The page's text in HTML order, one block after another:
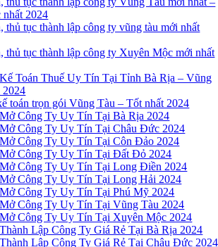
nhất 2024
thủ tục thành lập công ty vũng tàu mới nhất
thủ tục thành lập công ty Xuyên Mộc mới nhất
Toán Thuế Uy Tín Tại Tỉnh Bà Rịa – Vũng
2024
toán trọn gói Vũng Tàu – Tốt nhất 2024
Công Ty Uy Tín Tại Bà Rịa 2024
Công Ty Uy Tín Tại Châu Đức 2024
Công Ty Uy Tín Tại Côn Đảo 2024
Công Ty Uy Tín Tại Đất Đỏ 2024
Công Ty Uy Tín Tại Long Điền 2024
Công Ty Uy Tín Tại Long Hải 2024
Công Ty Uy Tín Tại Phú Mỹ 2024
Công Ty Uy Tín Tại Vũng Tàu 2024
Công Ty Uy Tín Tại Xuyên Mộc 2024
Lập Công Ty Giá Rẻ Tại Bà Rịa 2024
Lập Công Ty Giá Rẻ Tại Châu Đức 2024